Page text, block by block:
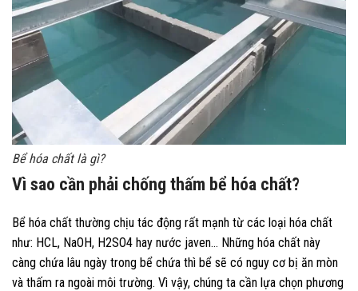
Bể hóa chất là gì?
Vì sao cần phải chống thấm bể hóa chất?
Bể hóa chất thường chịu tác động rất mạnh từ các loại hóa chất
như: HCL, NaOH, H2SO4 hay nước javen… Những hóa chất này
càng chứa lâu ngày trong bể chứa thì bể sẽ có nguy cơ bị ăn mòn
và thấm ra ngoài môi trường. Vì vậy, chúng ta cần lựa chọn phương